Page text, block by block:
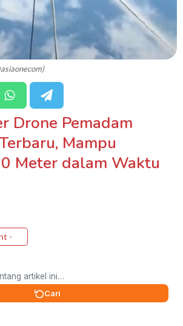
Drone Pemadam
Mampu
Meter dalam Waktu
-
Cari